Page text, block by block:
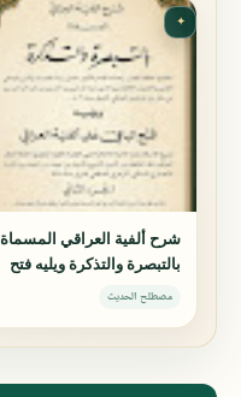
✦
شرح ألفية العراقي المسماة
بالتبصرة والتذكرة ويليه فتح
الباقي على ألفية العراقي
مصطلح الحديث